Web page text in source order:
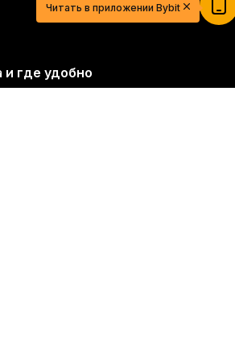
и где удобно
Читать в приложении Bybit